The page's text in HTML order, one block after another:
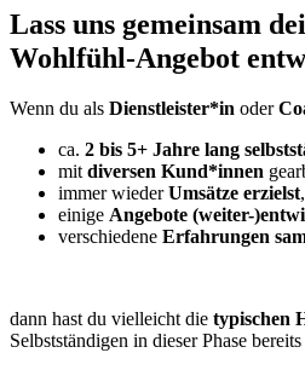
Lass uns gemeinsam
Wohlfühl-Angebot
Wenn du als Dienstleister*in oder
ca. 2 bis 5+ Jahre lang
mit diversen Kund*innen
immer wiederUmsätze erzielst,
einige Angebote (weiter-
verschiedene Erfahrungen
dann hast du vielleicht die typischen
Selbstständigen in dieser Phase